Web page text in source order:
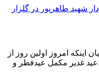
شهید طاهرپور در گلزار
اینکه امروز اولین روز از
غدیر مکمل عیدفطر و